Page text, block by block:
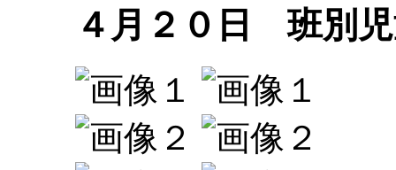
４月２０日 班別